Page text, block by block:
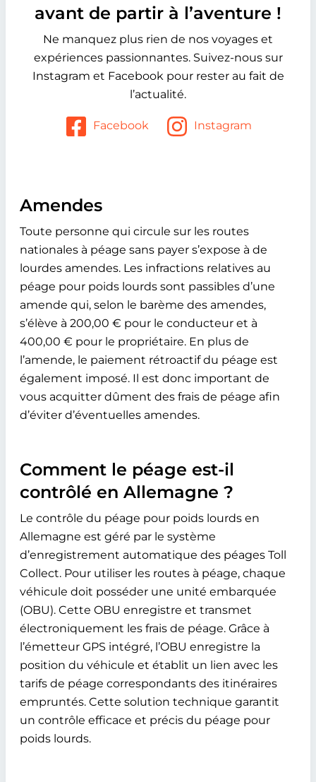
avant de partir à l’aventure !
Ne manquez plus rien de nos voyages et
expériences passionnantes. Suivez-nous sur
Instagram et Facebook pour rester au fait de
l’actualité.
Facebook Instagram
Amendes
Toute personne qui circule sur les routes
nationales à péage sans payer s’expose à de
lourdes amendes. Les infractions relatives au
péage pour poids lourds sont passibles d’une
amende qui, selon le barème des amendes,
s’élève à 200,00 € pour le conducteur et à
400,00 € pour le propriétaire. En plus de
l’amende, le paiement rétroactif du péage est
également imposé. Il est donc important de
vous acquitter dûment des frais de péage afin
d’éviter d’éventuelles amendes.
Comment le péage est-il
contrôlé en Allemagne ?
Le contrôle du péage pour poids lourds en
Allemagne est géré par le système
d’enregistrement automatique des péages Toll
Collect. Pour utiliser les routes à péage, chaque
véhicule doit posséder une unité embarquée
(OBU). Cette OBU enregistre et transmet
électroniquement les frais de péage. Grâce à
l’émetteur GPS intégré, l’OBU enregistre la
position du véhicule et établit un lien avec les
tarifs de péage correspondants des itinéraires
empruntés. Cette solution technique garantit
un contrôle efficace et précis du péage pour
poids lourds.